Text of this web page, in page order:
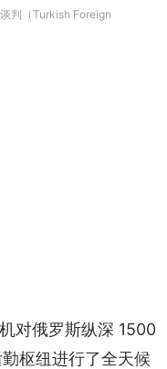
判（Turkish Foreign
对俄罗斯纵深 1500
枢纽进行了全天候